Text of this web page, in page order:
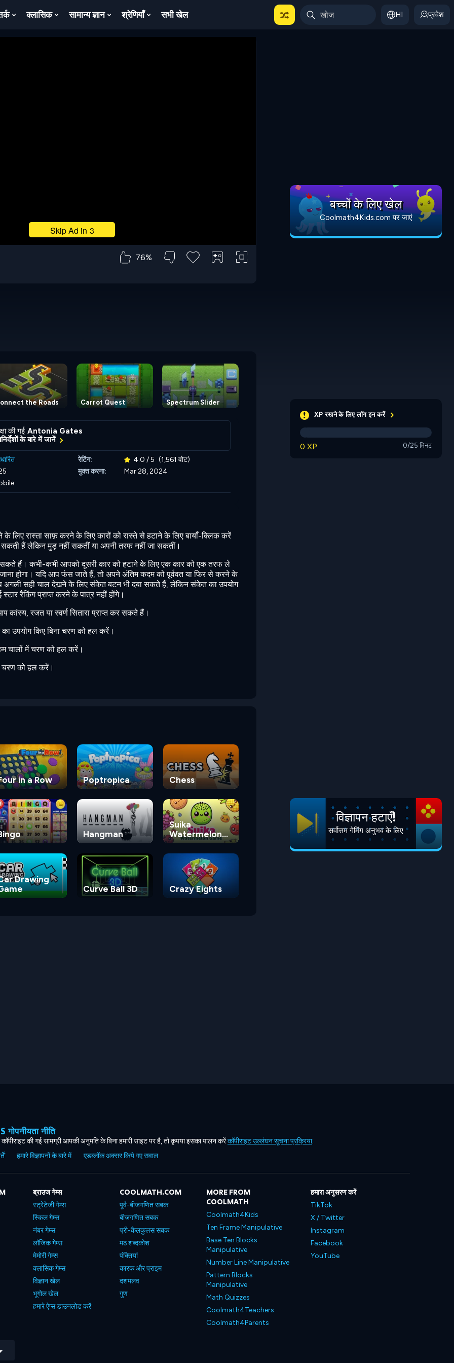
Show
For
क्लासिक
Show
For
सामान्य ज्ञान
Show
For
श्रेणियाँ
Show
For
सभी खेल HI प्रवेश
76%
the Roads Carrot Quest Spectrum Slider
की गई Antonia Gates
के बारे में जानें
रेटिंग: 4.0 / 5 (1,561 वोट)
मुक्त करना:
Mar 28, 2024
के लिए रास्ता साफ़ करने के लिए कारों को रास्ते से हटाने के लिए बायाँ-क्लिक करें
हैं लेकिन मुड़ नहीं सकतीं या अपनी तरफ नहीं जा सकतीं।
हैं। कभी-कभी आपको दूसरी कार को हटाने के लिए एक कार को एक तरफ ले
होगा। यदि आप फंस जाते हैं, तो अपने अंतिम कदम को पूर्ववत या फिर से करने के
अगली सही चाल देखने के लिए संकेत बटन भी दबा सकते हैं, लेकिन संकेत का उपयोग
रैंकिंग प्राप्त करने के पात्र नहीं होंगे।
रजत या स्वर्ण सितारा प्राप्त कर सकते हैं।
उपयोग किए बिना चरण को हल करें।
चालों में चरण को हल करें।
चरण को हल करें।
in a Row Poptropica Chess
Hangman
Suika
Watermelon
Game
Drawing
Curve Ball 3D Crazy Eights
बच्चों के लिए खेल
Coolmath4Kids.com पर जाएं
XP रखने के लिए लॉग इन करें
0 XP 0/25 मिनट
विज्ञापन हटाएँ!
सर्वोत्तम गेमिंग अनुभव के लिए
नीति
की गई सामग्री आपकी अनुमति के बिना हमारी साइट पर है, तो कृपया इसका पालन करेंकॉपीराइट उल्लंघन सूचना प्रक्रिया.
हमारे विज्ञापनों के बारे में एडब्लॉक अक्सर किये गए सवाल
ब्राउज गेम्स
स्ट्रेटेजी गेम्स
स्किल गेम्स
नंबर गेम्स
लॉजिक गेम्स
मेमोरी गेम्स
क्लासिक गेम्स
विज्ञान खेल
भूगोल खेल
हमारे ऐप्स डाउनलोड करें
COOLMATH.COM
पूर्व-बीजगणित सबक
बीजगणित सबक
प्री-कैलकुलस सबक
मठ शब्दकोश
पंक्तियां
कारक और प्राइम
दशमलव
गुण
MORE FROM
COOLMATH
Coolmath4Kids
Ten Frame Manipulative
Base Ten Blocks
Manipulative
Number Line Manipulative
Pattern Blocks
Manipulative
Math Quizzes
Coolmath4Teachers
Coolmath4Parents
हमारा अनुसरण करें
TikTok
X / Twitter
Instagram
Facebook
YouTube